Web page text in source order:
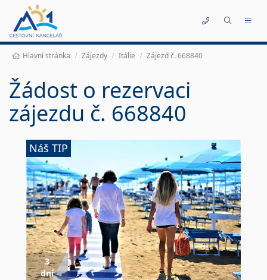
Kontakty
Hlavní stránka Zájezdy Itálie Zájezd č. 668840
Žádost o rezervaci
zájezdu č. 668840
Náš TIP
3
dní